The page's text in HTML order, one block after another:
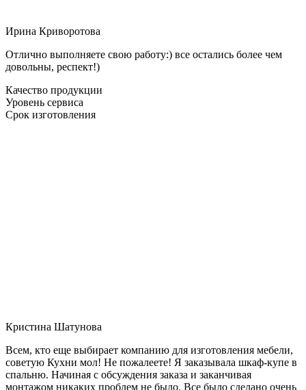
Ирина Криворотова
Отлично выполняете свою работу:) все остались более чем
довольны, респект!)
Качество продукции
Уровень сервиса
Срок изготовления
Кристина Шатунова
Всем, кто еще выбирает компанию для изготовления мебели,
советую Кухни мол! Не пожалеете! Я заказывала шкаф-купе в
спальню. Начиная с обсуждения заказа и заканчивая
монтажом никаких проблем не было. Все было сделано очень